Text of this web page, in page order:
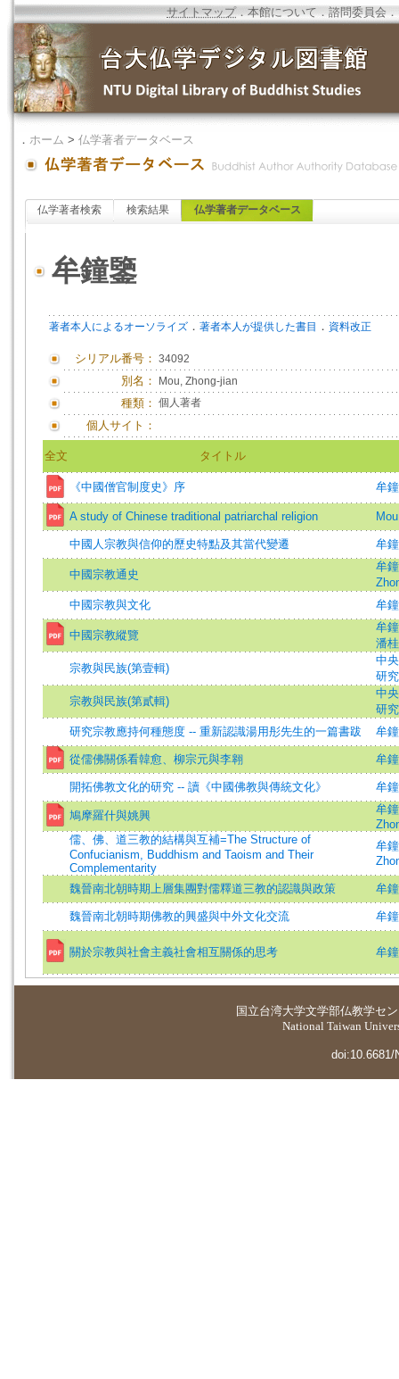
サイトマップ．本館について ．諮問委員会 ．
． ホーム > 仏学著者データベース
仏学著者検索 検索結果 仏学著者データベース
牟鐘鑒
著者本人によるオーソライズ ． 著者本人が提供した書目 ． 資料改正
シリアル番号： 34092
別名： Mou, Zhong-jian
種類： 個人著者
個人サイト：
全文 タイトル
《中國僧官制度史》序 牟
A study of Chinese traditional patriarchal religion
中國人宗教與信仰的歷史特點及其當代變遷 牟
中國宗教通史
牟
中國宗教與文化
牟
中國宗教縱覽
牟
潘
宗教與民族(第壹輯)
中
研
宗教與民族(第貳輯)
中
研
研究宗教應持何種態度 -- 重新認識湯用彤先生的一篇書跋
牟
從儒佛關係看韓愈、柳宗元與李翱 牟
開拓佛教文化的研究 -- 讀《中國佛教與傳統文化》 牟
鳩摩羅什與姚興
牟
儒、佛、道三教的結構與互補=The Structure of
Confucianism, Buddhism and Taoism and Their
Complementarity
牟
魏晉南北朝時期上層集團對儒釋道三教的認識與政策 牟
魏晉南北朝時期佛教的興盛與中外文化交流 牟
關於宗教與社會主義社會相互關係的思考 牟
国立台湾大学文学部仏教学セ
National Taiwan
doi:10.6681/